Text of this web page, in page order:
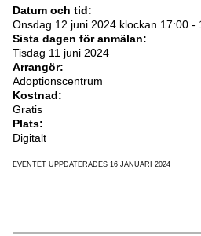
Datum och tid:
Onsdag 12 juni 2024 klockan 17:00 -
Sista dagen för anmälan:
Tisdag 11 juni 2024
Arrangör:
Adoptionscentrum
Kostnad:
Gratis
Plats:
Digitalt
EVENTET UPPDATERADES 16 JANUARI 2024